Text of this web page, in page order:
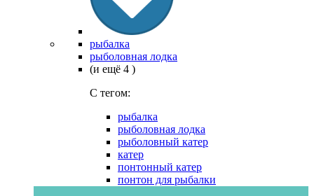
рыбалка
рыболовная лодка
(и ещё 4 )
C тегом:
рыбалка
рыболовная лодка
рыболовный катер
катер
понтонный катер
понтон для рыбалки